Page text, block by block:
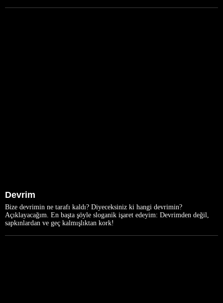
Devrim
Bize devrimin ne tarafı kaldı? Diyeceksiniz ki hangi devrimin?
Açıklayacağım. En başta şöyle sloganik işaret edeyim: Devrimden değil,
sapkınlardan ve geç kalmışlıktan kork!